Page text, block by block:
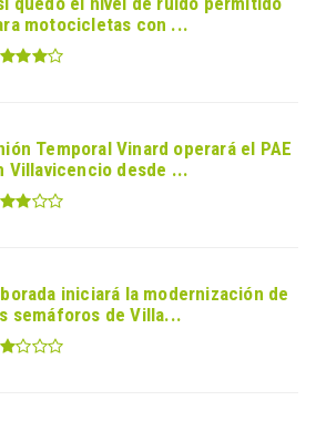
motocicletas con ...
Temporal Vinard operará el PAE
Villavicencio desde ...
iniciará la modernización de
semáforos de Villa...